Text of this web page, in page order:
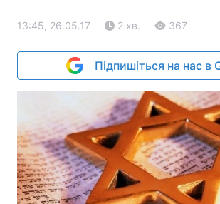
13:45, 26.05.17 2 хв. 367
Підпишіться на нас в